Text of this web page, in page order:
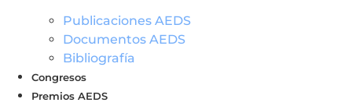
Publicaciones AEDS
Documentos AEDS
Bibliografía
Congresos
Premios AEDS